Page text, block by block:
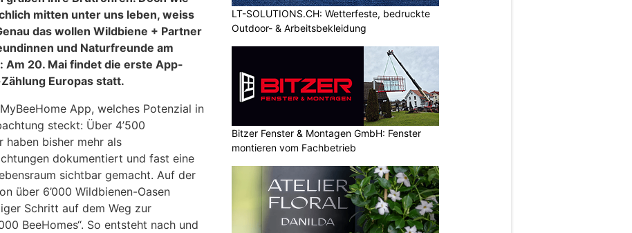
mitten unter uns leben, weiss
das wollen Wildbiene + Partner
und Naturfreunde am
Am 20. Mai findet die erste App-
Europas statt.
App, welches Potenzial in
steckt: Über 4’500
haben bisher mehr als
dokumentiert und fast eine
sichtbar gemacht. Auf der
über 6’000 Wildbienen-Oasen
Schritt auf dem Weg zur
BeeHomes“. So entsteht nach und
LT-SOLUTIONS.CH: Wetterfeste, bedruckte
Outdoor- & Arbeitsbekleidung
Bitzer Fenster & Montagen GmbH: Fenster
montieren vom Fachbetrieb